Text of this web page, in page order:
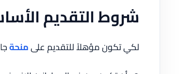
شروط التقديم
لكي تكون مؤهلاً للتقديم علىمنحة